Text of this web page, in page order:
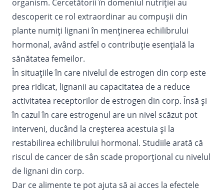
organism. Cercetătorii în domeniul nutriției au
descoperit ce rol extraordinar au compușii din
plante numiți lignani în menținerea echilibrului
hormonal, având astfel o contribuție esențială la
sănătatea femeilor.
În situațiile în care nivelul de estrogen din corp este
prea ridicat, lignanii au capacitatea de a reduce
activitatea receptorilor de estrogen din corp. Însă și
în cazul în care estrogenul are un nivel scăzut pot
interveni, ducând la creșterea acestuia și la
restabilirea echilibrului hormonal. Studiile arată că
riscul de cancer de sân scade proporțional cu nivelul
de lignani din corp.
Dar ce alimente te pot ajuta să ai acces la efectele